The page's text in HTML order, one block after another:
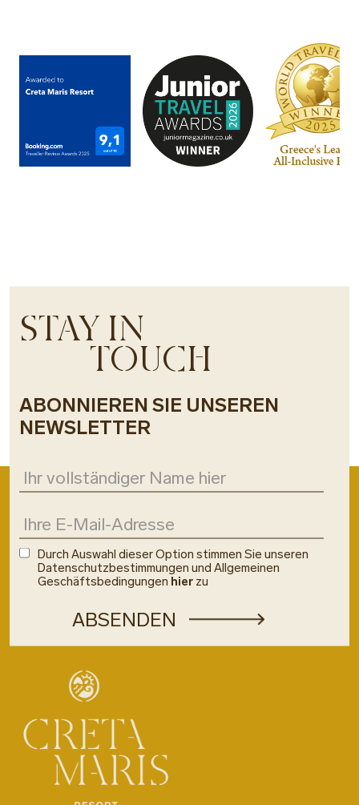
STAY IN
TOUCH
ABONNIEREN SIE UNSEREN
NEWSLETTER
Durch Auswahl dieser Option stimmen Sie unseren
Datenschutzbestimmungen und Allgemeinen
Geschäftsbedingungen hier zu